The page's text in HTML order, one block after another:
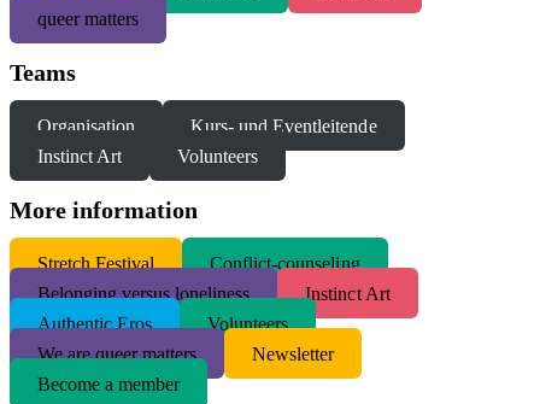
queer matters
Teams
Organisation
Kurs- und Eventleitende
Instinct Art
Volunteers
More information
Stretch Festival
Conflict-counseling
Belonging versus loneliness
Instinct Art
Authentic Eros
Volunteers
We are queer matters
Newsletter
Become a member